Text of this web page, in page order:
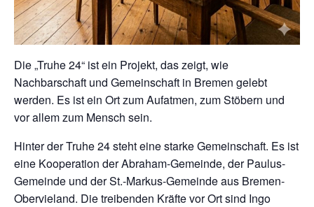
Die „Truhe 24“ ist ein Projekt, das zeigt, wie
Nachbarschaft und Gemeinschaft in Bremen gelebt
werden. Es ist ein Ort zum Aufatmen, zum Stöbern und
vor allem zum Mensch sein.
Hinter der Truhe 24 steht eine starke Gemeinschaft. Es ist
eine Kooperation der Abraham-Gemeinde, der Paulus-
Gemeinde und der St.-Markus-Gemeinde aus Bremen-
Obervieland. Die treibenden Kräfte vor Ort sind Ingo